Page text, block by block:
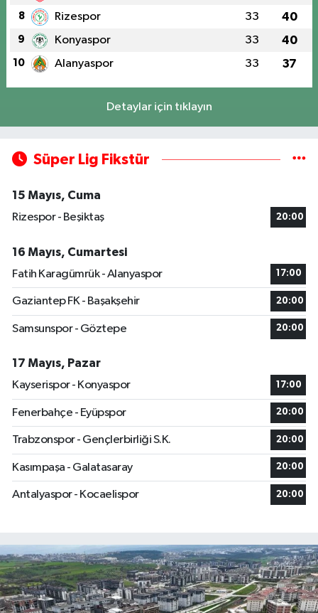
8 Rizespor 33 40
9 Konyaspor 33 40
10 Alanyaspor 33 37
Detaylar için tıklayın
Süper Lig Fikstür
15 Mayıs, Cuma
Rizespor - Beşiktaş
20:00
16 Mayıs, Cumartesi
Fatih Karagümrük - Alanyaspor
17:00
Gaziantep FK - Başakşehir 20:00
Samsunspor - Göztepe 20:00
17 Mayıs, Pazar
Kayserispor - Konyaspor
17:00
Fenerbahçe - Eyüpspor 20:00
Trabzonspor - Gençlerbirliği S.K. 20:00
Kasımpaşa - Galatasaray 20:00
Antalyaspor - Kocaelispor 20:00